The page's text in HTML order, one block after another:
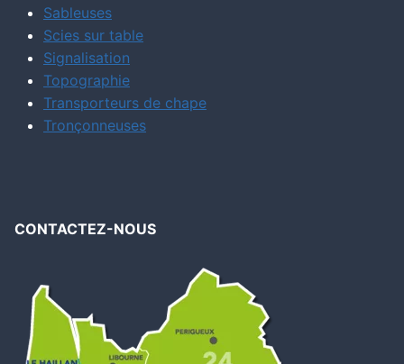
Sableuses
Scies sur table
Signalisation
Topographie
Transporteurs de chape
Tronçonneuses
CONTACTEZ-NOUS